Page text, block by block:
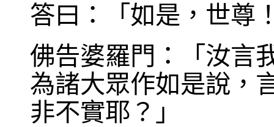
答曰：「如是，世尊
佛告婆羅門：「汝言
為諸大眾作如是說，
非不實耶？」